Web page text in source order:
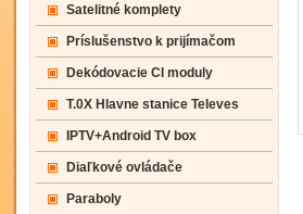
Satelitné komplety
Príslušenstvo k prijímačom
Dekódovacie CI moduly
T.0X Hlavne stanice Televes
IPTV+Android TV box
Diaľkové ovládače
Paraboly